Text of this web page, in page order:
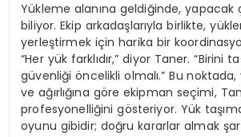
Yükleme alanına geldiğinde, yapacak
biliyor. Ekip arkadaşlarıyla birlikte,
yerleştirmek için harika bir
“Her yük farklıdır,” diyor Taner. “Birini
güvenliği öncelikli olmalı.” Bu
ve ağırlığına göre ekipman seçimi,
profesyonelliğini gösteriyor. Yük
oyunu gibidir; doğru kararlar almak